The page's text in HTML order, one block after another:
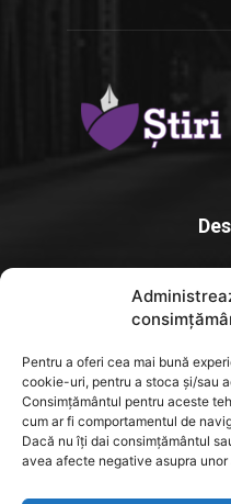
Pentru a oferi cea mai bună
cookie-uri, pentru a stoca și/sau
Consimțământul pentru aceste
cum ar fi comportamentul de
Dacă nu îți dai consimțământul
avea afecte negative asupra
locale, un spațiu unde
ajunge rapid la cititori
Contact us: